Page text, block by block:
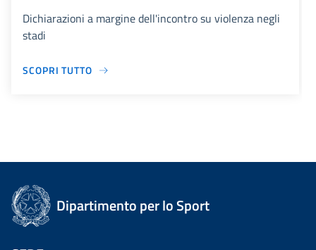
Dichiarazioni a margine dell'incontro su violenza negli
stadi
SCOPRI TUTTO
Dipartimento per lo Sport